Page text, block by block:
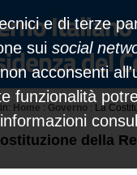
e di terze
sui social
acconsenti
funzionalità
Home : Governo : La
della